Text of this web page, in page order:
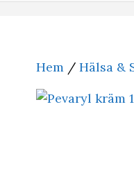
Hem / Hälsa &